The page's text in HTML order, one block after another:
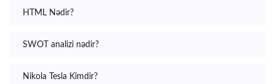
HTML Nədir?
SWOT analizi nədir?
Nikola Tesla Kimdir?